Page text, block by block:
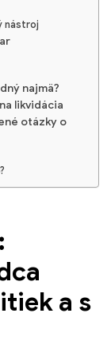
nástroj
najmä?
likvidácia
otázky o
a s